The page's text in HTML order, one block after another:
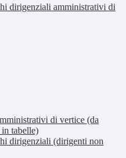
dirigenziali amministrativi di
di vertice (da
tabelle)
dirigenziali (dirigenti non